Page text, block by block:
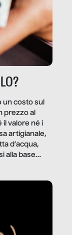
un costo sul
prezzo al
valore né i
artigianale,
d’acqua,
alla base
vita